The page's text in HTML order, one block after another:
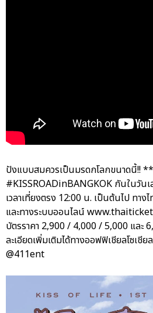
ปังแบบสมควรเป็นมรดกโลกขนาดนี้!!
#KISSROADinBANGKOK กันในวัน
เวลาเที่ยงตรง 12:00 น. เป็นต้นไป ทาง
และทางระบบออนไลน์
บัตรราคา 2,900 / 4,000 / 5,000 และ
ละเอียดเพิ่มเติมได้ทางออฟฟิเชียลโซเชี
@411ent